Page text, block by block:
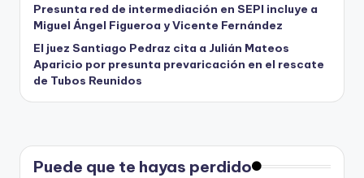
Presunta red de intermediación en SEPI incluye a
Miguel Ángel Figueroa y Vicente Fernández
El juez Santiago Pedraz cita a Julián Mateos
Aparicio por presunta prevaricación en el rescate
de Tubos Reunidos
Puede que te hayas perdido